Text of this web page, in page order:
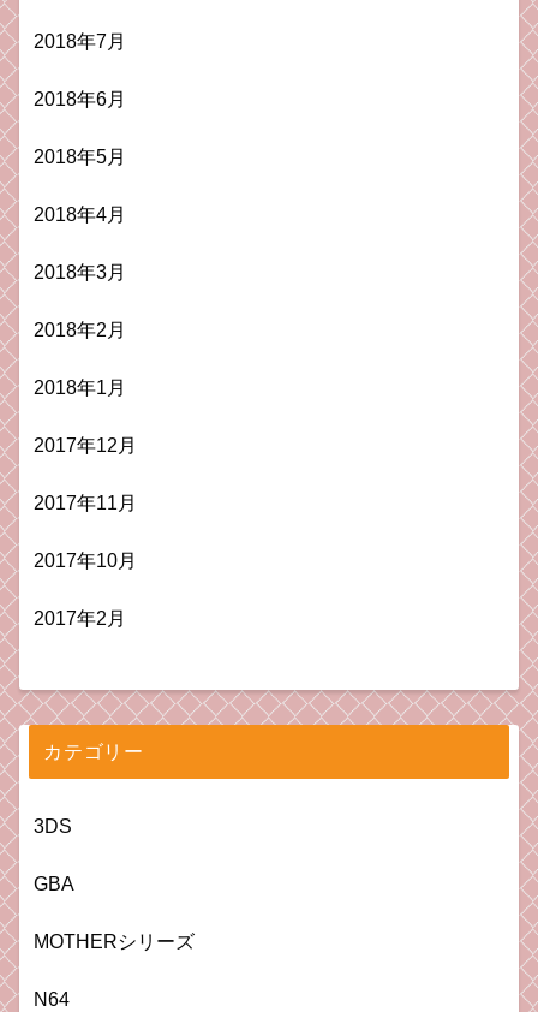
2018年7月
2018年6月
2018年5月
2018年4月
2018年3月
2018年2月
2018年1月
2017年12月
2017年11月
2017年10月
2017年2月
カテゴリー
3DS
GBA
MOTHERシリーズ
N64